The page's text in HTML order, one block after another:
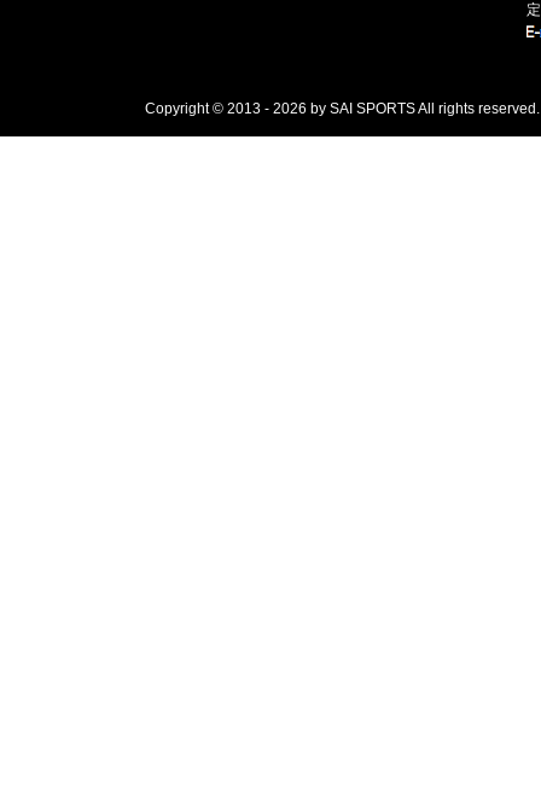
Copyright © 2013 - 2026 by SAI SPORTS All rights reserved.